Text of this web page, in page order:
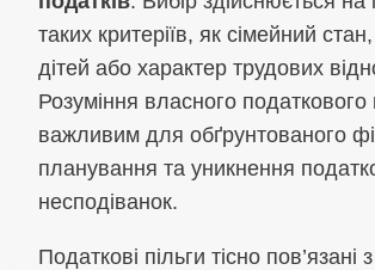
таких критеріїв, як сімейний
дітей або характер трудових
Розуміння власного податкового
важливим для обґрунтованого
планування та уникнення
несподіванок.
Податкові пільги тісно пов’язані з